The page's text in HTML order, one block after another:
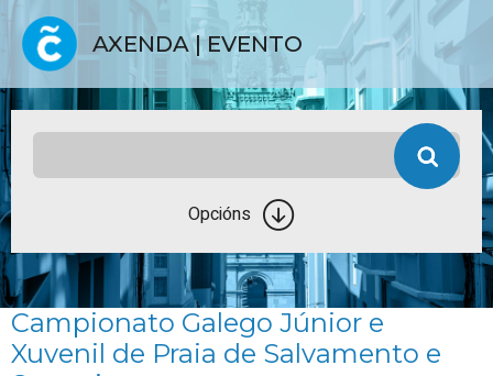
AXENDA | EVENTO
Opcións
Campionato Galego Júnior e
Xuvenil de Praia de Salvamento e